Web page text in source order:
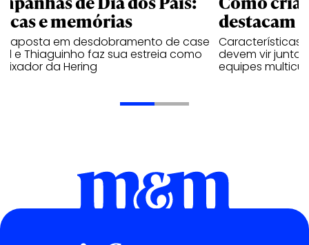
e memórias
aposta em desdobramento de case
e Thiaguinho faz sua estreia como
da Hering
destacam
Características
devem vir junto
equipes